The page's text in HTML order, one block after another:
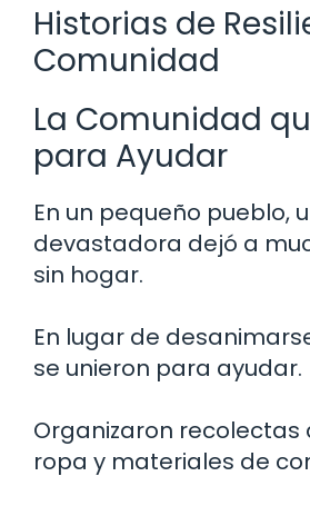
Historias de
Comunidad
La Comunidad
para Ayudar
En un pequeño pueblo,
devastadora dejó a
sin hogar.
En lugar de
se unieron para ayudar.
Organizaron recolectas
ropa y materiales de